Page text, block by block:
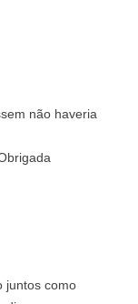
não haveria
juntos como